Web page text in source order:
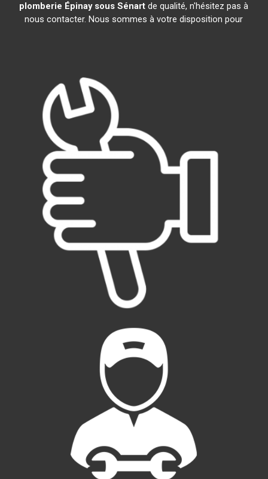
plomberie Épinay sous Sénart de qualité, n'hésitez pas à
nous contacter. Nous sommes à votre disposition pour